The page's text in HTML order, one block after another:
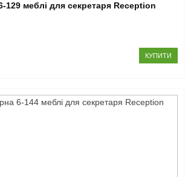
129 меблі для секретаря Reception
КУПИТИ